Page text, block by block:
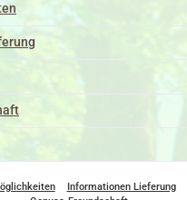
Informationen Lieferung